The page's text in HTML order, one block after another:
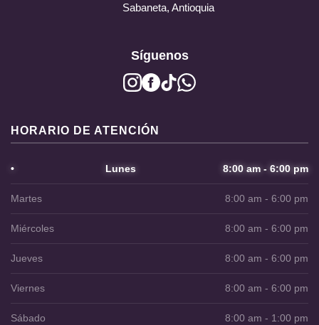
Sabaneta, Antioquia
Síguenos
HORARIO DE ATENCIÓN
• Lunes 8:00 am - 6:00 pm
Martes 8:00 am - 6:00 pm
Miércoles 8:00 am - 6:00 pm
Jueves 8:00 am - 6:00 pm
Viernes 8:00 am - 6:00 pm
Sábado 8:00 am - 1:00 pm